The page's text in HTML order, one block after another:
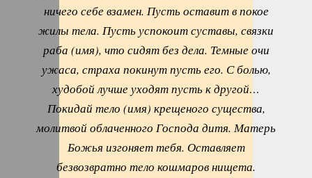
ничего себе взамен. Пусть оставит в покое
жилы тела. Пусть успокоит суставы, связки
раба (имя), что сидят без дела. Темные очи
ужаса, страха покинут пусть его. С болью,
худобой лучше уходят пусть к другой…
Покидай тело (имя) крещеного существа,
молитвой облаченного Господа дитя. Матерь
Божья изгоняет тебя. Оставляет
безвозвратно тело кошмаров нищета.